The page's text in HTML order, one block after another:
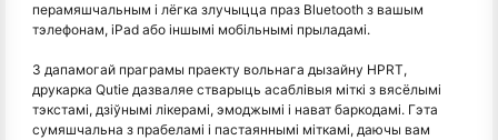
перамяшчальным і лёгка злучыцца праз Bluetooth з вашым
тэлефонам, iPad або іншымі мобільнымі прыладамі.
З дапамогай праграмы праекту вольнага дызайну HPRT,
друкарка Qutie дазваляе стварыць асаблівыя міткі з вясёлымі
тэкстамі, дзіўнымі лікерамі, эмоджымі і нават баркодамі. Гэта
сумяшчальна з прабеламі і пастаяннымі міткамі, даючы вам